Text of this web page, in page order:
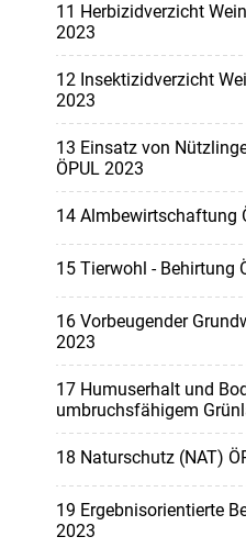
11 Herbizidverzicht
2023
12 Insektizidverzicht
2023
13 Einsatz von
ÖPUL 2023
14 Almbewirtschaftung
15 Tierwohl - Behirtung
16 Vorbeugender
2023
17 Humuserhalt und
umbruchsfähigem
18 Naturschutz (NAT)
19 Ergebnisorientierte
2023